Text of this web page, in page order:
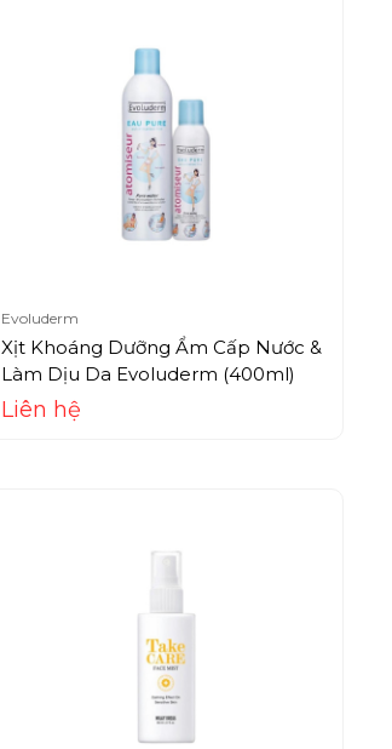
Evoluderm
Xịt Khoáng Dưỡng Ẩm Cấp Nước &
Làm Dịu Da Evoluderm (400ml)
Liên hệ